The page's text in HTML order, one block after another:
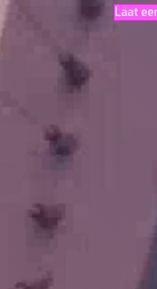
Laat